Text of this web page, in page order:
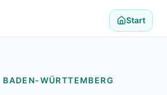
Start
BADEN-WÜRTTEMBERG